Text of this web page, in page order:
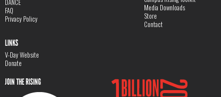
DANCE
FAQ
Privacy Policy
Media Downloads
Store
Contact
LINKS
V-Day Website
Donate
JOIN THE RISING